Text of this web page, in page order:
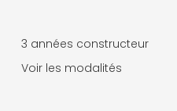
3 années constructeur
Voir les modalités